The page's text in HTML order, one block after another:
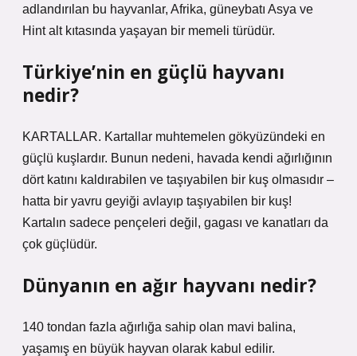
adlandırılan bu hayvanlar, Afrika, güneybatı Asya ve
Hint alt kıtasında yaşayan bir memeli türüdür.
Türkiye’nin en güçlü hayvanı
nedir?
KARTALLAR. Kartallar muhtemelen gökyüzündeki en
güçlü kuşlardır. Bunun nedeni, havada kendi ağırlığının
dört katını kaldırabilen ve taşıyabilen bir kuş olmasıdır –
hatta bir yavru geyiği avlayıp taşıyabilen bir kuş!
Kartalın sadece pençeleri değil, gagası ve kanatları da
çok güçlüdür.
Dünyanın en ağır hayvanı nedir?
140 tondan fazla ağırlığa sahip olan mavi balina,
yaşamış en büyük hayvan olarak kabul edilir.